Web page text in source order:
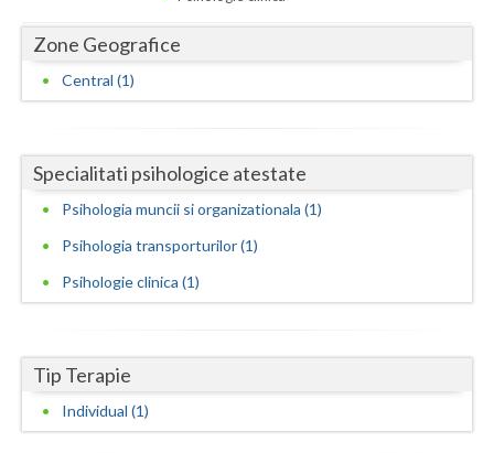
Galati
Giurgiu
Harghita
Hunedoara
Ialomita
Iasi
Maramures
Mehedinti
Zone Geografice
Central (1)
Specialitati psihologice atestate
Psihologia muncii si organizationala (1)
Psihologia transporturilor (1)
Psihologie clinica (1)
Tip Terapie
Individual (1)